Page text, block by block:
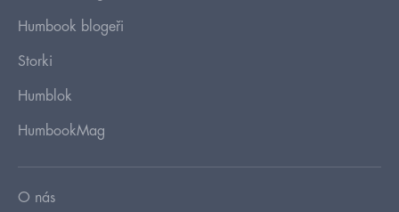
Humbook blogeři
Storki
Humblok
HumbookMag
O nás